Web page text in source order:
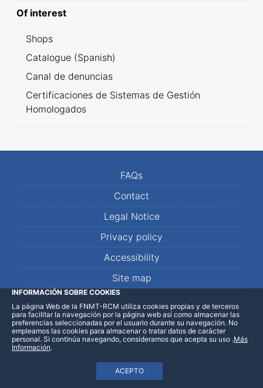
Of interest
Shops
Catalogue (Spanish)
Canal de denuncias
Certificaciones de Sistemas de Gestión
Homologados
FAQs
Contact
Legal Notice
Privacy policy
Accessibility
Site map
LinkedInFacebookWhatsApp
INFORMACIÓN SOBRE COOKIES
La página Web de la FNMT-RCM utiliza cookies propias y de terceros
para facilitar la navegación por la página web así como almacenar las
preferencias seleccionadas por el usuario durante su navegación. No
empleamos las cookies para almacenar o tratar datos de carácter
personal. Si continúa navegando, consideramos que acepta su uso
ACEPTO
.Más
Información.